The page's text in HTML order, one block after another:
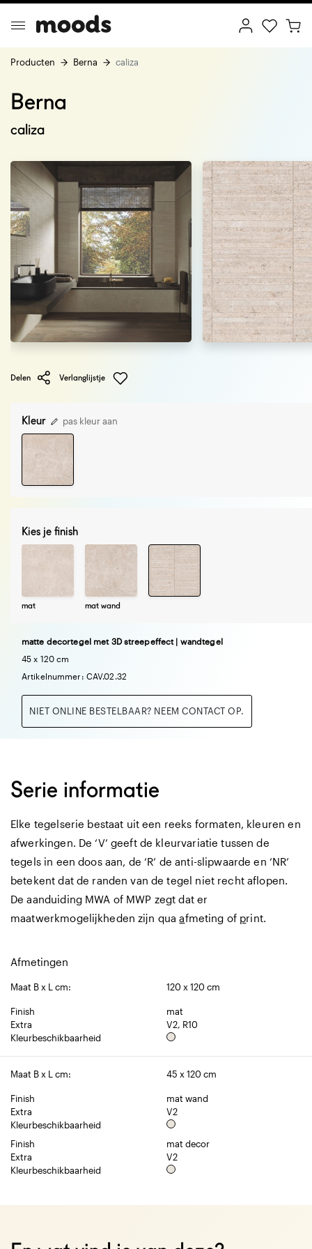
Minimalism
Producten Berna caliza
Berna
caliza
Delen Verlanglijstje
Kleur pas kleur aan
Kies je finish
mat mat wand
matte decortegel met 3D streepeffect | wandtegel
45 x 120 cm
Artikelnummer: CAV.02.32
NIET ONLINE BESTELBAAR? NEEM CONTACT OP.
Serie informatie
Elke tegelserie bestaat uit een reeks formaten, kleuren en
afwerkingen. De ‘V’ geeft de kleurvariatie tussen de
tegels in een doos aan, de ‘R’ de anti-slipwaarde en ‘NR’
betekent dat de randen van de tegel niet recht aflopen.
De aanduiding MWA of MWP zegt dat er
maatwerkmogelijkheden zijn quaafmeting of print.
Afmetingen
Maat B x L cm: 120 x 120 cm
Finish
mat
Extra
V2, R10
Kleurbeschikbaarheid
Maat B x L cm: 45 x 120 cm
Finish
mat wand
Extra
V2
Kleurbeschikbaarheid
Finish
mat decor
Extra
V2
Kleurbeschikbaarheid